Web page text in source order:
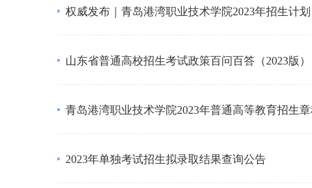
权威发布｜青岛港湾职业技术学院2023年招生计划
山东省普通高校招生考试政策百问百答（2023版）
青岛港湾职业技术学院2023年普通高等教育招生
2023年单独考试招生拟录取结果查询公告